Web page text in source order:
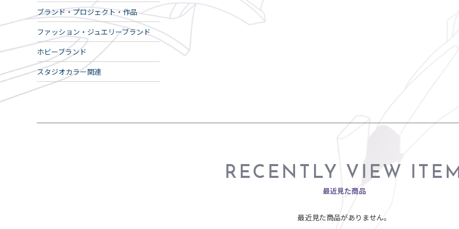
ブランド・プロジェクト・作品
ファッション・ジュエリーブランド
ホビーブランド
スタジオカラー関連
RECENTLY VIEW
最近見た商品
最近見た商品がありません。